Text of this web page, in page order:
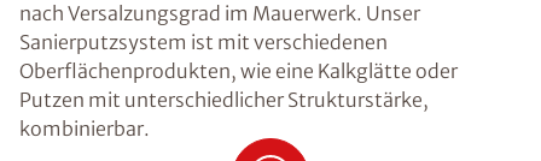
nach Versalzungsgrad im Mauerwerk. Unser
Sanierputzsystem ist mit verschiedenen
Oberflächenprodukten, wie eine Kalkglätte oder
Putzen mit unterschiedlicher Strukturstärke,
kombinierbar.